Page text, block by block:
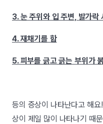
3. 눈 주위와 입 주변, 발가락
4. 재채기를 함
5. 피부를 긁고 긁는 부위가
등의 증상이 나타난다고 해
상이 제일 많이 나타나기 때